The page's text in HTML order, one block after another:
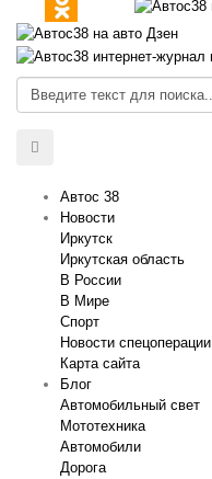
Автос 38
Новости
Иркутск
Иркутская область
В России
В Мире
Спорт
Новости спецоперации
Карта сайта
Блог
Автомобильный свет
Мототехника
Автомобили
Дорога